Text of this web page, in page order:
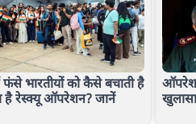
भारतीयों को कैसे बचाती है
है रेस्क्यू ऑपरेशन? जानें